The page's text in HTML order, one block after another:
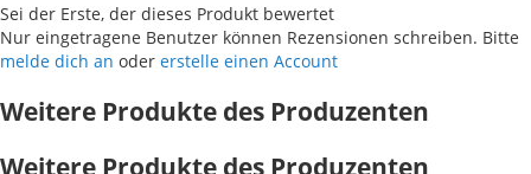
Sei der Erste, der dieses Produkt bewertet
Nur eingetragene Benutzer können Rezensionen schreiben. Bitte
melde dich an oder erstelle einen Account
Weitere Produkte des Produzenten